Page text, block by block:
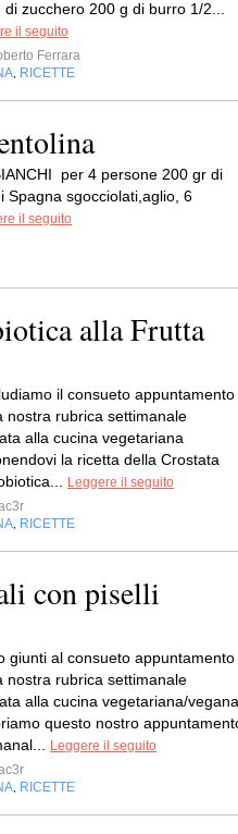
di zucchero 200 g di burro 1/2...
il seguito
Ferrara
RICETTE
per 4 persone 200 gr di
Spagna sgocciolati,aglio, 6
il seguito
alla Frutta
il consueto appuntamento
nostra rubrica settimanale
alla cucina vegetariana
la ricetta della Crostata
Leggere il seguito
RICETTE
con piselli
giunti al consueto appuntamento
nostra rubrica settimanale
alla cucina vegetariana/vegana
questo nostro
Leggere il seguito
RICETTE